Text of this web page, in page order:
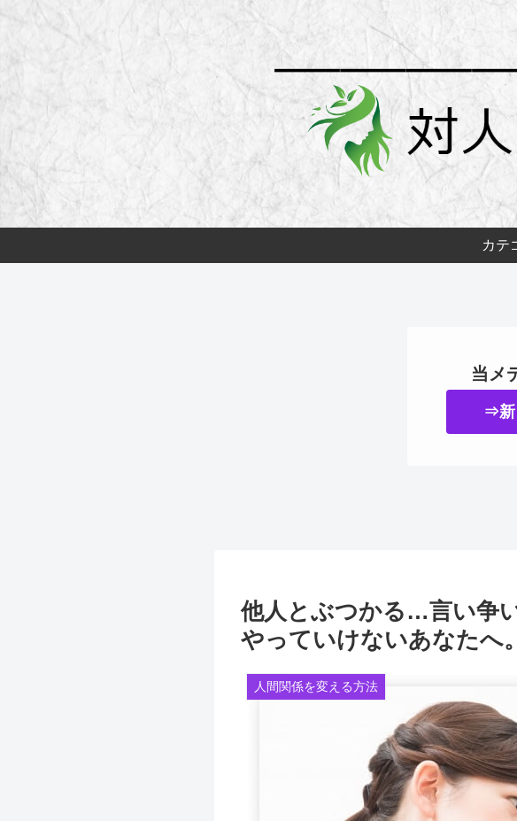
カテ
当メ
⇒新
他人とぶつかる…言い争
やっていけないあなたへ。
人間関係を変える方法